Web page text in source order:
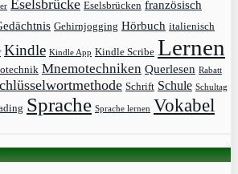
Eselsbrücke Eselsbrücken französisch
Gehirnjogging Hörbuch italienisch
Kindle Kindle App Kindle Scribe Lernen
Mnemotechniken Querlesen Rabatt
Schrift Schule Schultag
Sprache Sprache lernen Vokabel